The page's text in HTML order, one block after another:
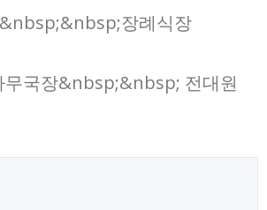
장례식장
무국장&nbsp;&nbsp; 전대원